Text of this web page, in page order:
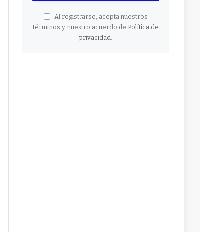
Al registrarse, acepta nuestros
términos y nuestro acuerdo de Política de
privacidad.